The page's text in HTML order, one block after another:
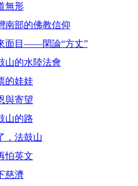
無形
南部的佛教信仰
面目——閑論“方丈”
山的水陸法會
的娃娃
與寄望
山的路
，法鼓山
怕英文
慈濟